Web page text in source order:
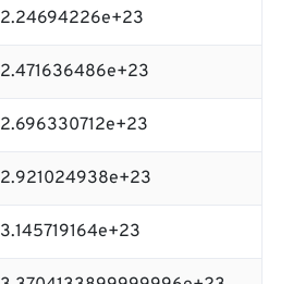
2.24694226e+23
2.471636486e+23
2.696330712e+23
2.921024938e+23
3.145719164e+23